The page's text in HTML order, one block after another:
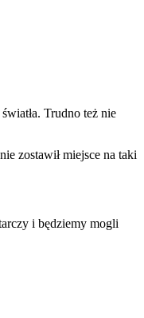
Trudno też nie
zostawił miejsce na taki
i będziemy mogli